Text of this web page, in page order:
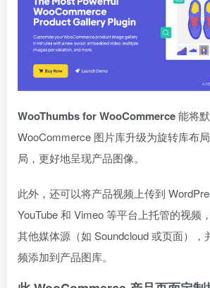
WooThumbs for WooCommerce能将
WooCommerce 图片库升级为旋转库布
局，更好地呈现产品图像。
此外，还可以将产品视频上传到
YouTube 和 Vimeo 等平台上托管的视频
其他媒体源（如 Soundcloud 或页面），
频添加到产品图库。